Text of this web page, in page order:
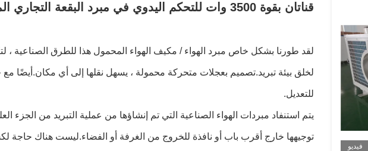
فيديو
قناتان بقوة 3500 وات للتحكم اليدوي في مبرد البقعة التجاري الموفر للطاقة
لقد طورنا بشكل خاص مبرد الهواء / مكيف الهواء المحمول هذا للطرق الصناعية ،
للتعديل.
يتم استنفاد مبردات الهواء الصناعية التي تم إنشاؤها من عملية التبريد من
توجيهها خارج أقرب باب أو نافذة للخروج من الغرفة أو الفضاء.ليست هناك حاجة